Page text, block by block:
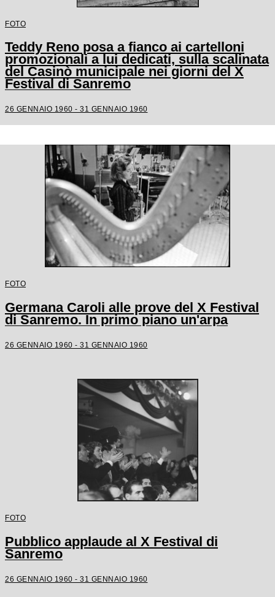
FOTO
Teddy Reno posa a fianco ai cartelloni
promozionali a lui dedicati, sulla scalinata
del Casinò municipale nei giorni del X
Festival di Sanremo
26 GENNAIO 1960 - 31 GENNAIO 1960
FOTO
Germana Caroli alle prove del X Festival
di Sanremo. In primo piano un'arpa
26 GENNAIO 1960 - 31 GENNAIO 1960
FOTO
Pubblico applaude al X Festival di
Sanremo
26 GENNAIO 1960 - 31 GENNAIO 1960